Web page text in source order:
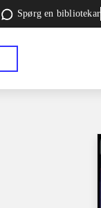
Spørg en bibliotekar